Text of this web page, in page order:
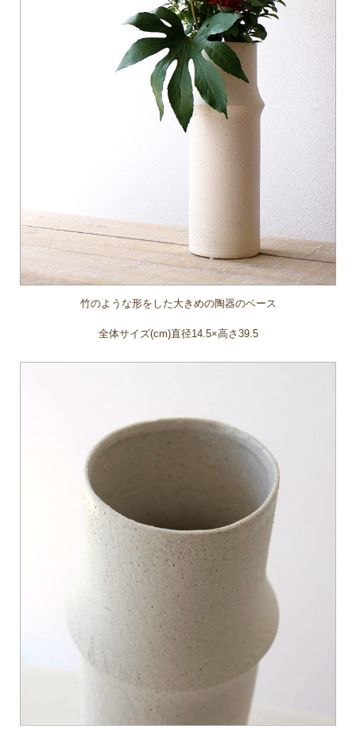
竹のような形をした大きめの陶器のベース
全体サイズ(cm)直径14.5×高さ39.5